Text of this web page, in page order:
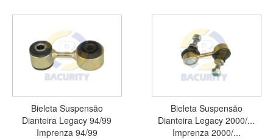
Bieleta Suspensão
Dianteira Legacy 94/99
Imprenza 94/99
Bieleta Suspensão
Dianteira Legacy 2000/...
Imprenza 2000/...